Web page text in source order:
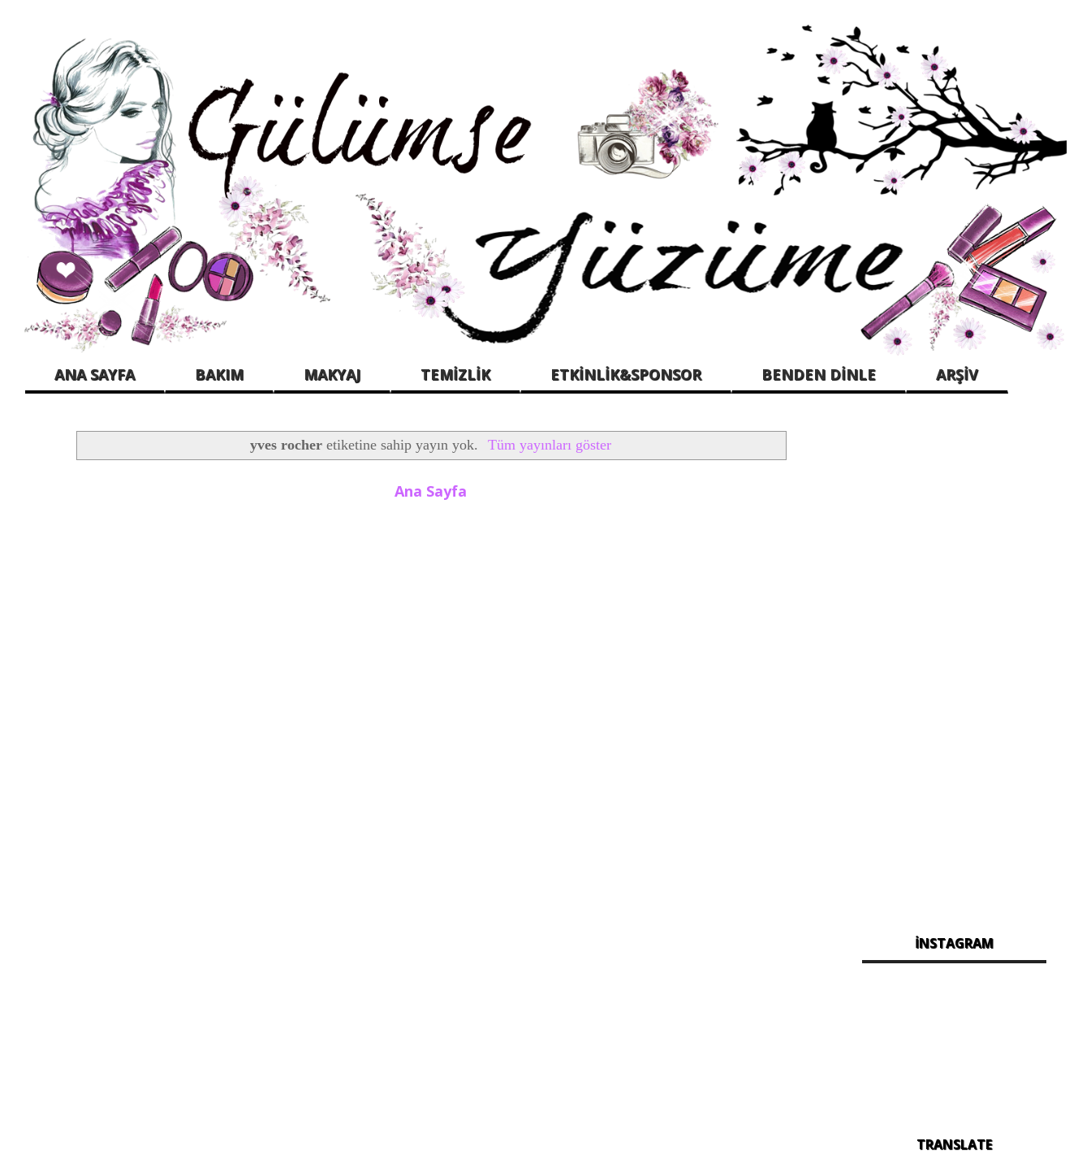
ANA SAYFA BAKIM MAKYAJ TEMİZLİK ETKİNLİK&SPONSOR BENDEN DİNLE ARŞİV
yves rocher etiketine sahip yayın yok. Tüm yayınları göster
Ana Sayfa
İNSTAGRAM
TRANSLATE